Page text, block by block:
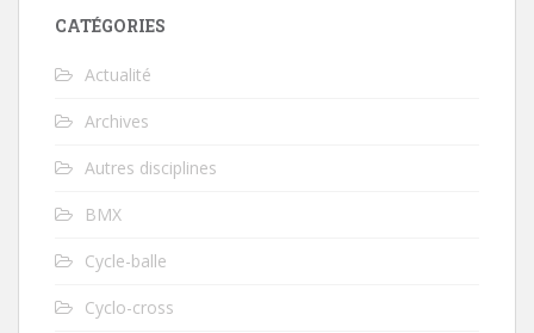
CATÉGORIES
Actualité
Archives
Autres disciplines
BMX
Cycle-balle
Cyclo-cross